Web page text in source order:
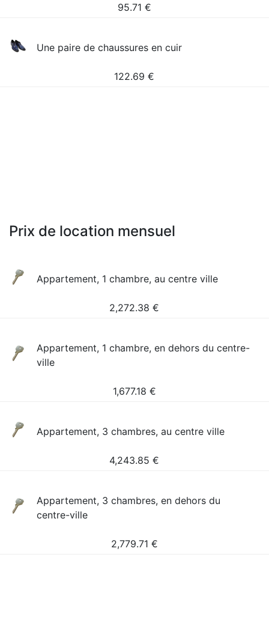
95.71 €
Une paire de chaussures en cuir
122.69 €
Prix de location mensuel
Appartement, 1 chambre, au centre ville
2,272.38 €
Appartement, 1 chambre, en dehors du centre-
ville
1,677.18 €
Appartement, 3 chambres, au centre ville
4,243.85 €
Appartement, 3 chambres, en dehors du
centre-ville
2,779.71 €